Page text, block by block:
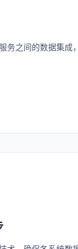
务之间的数据集成